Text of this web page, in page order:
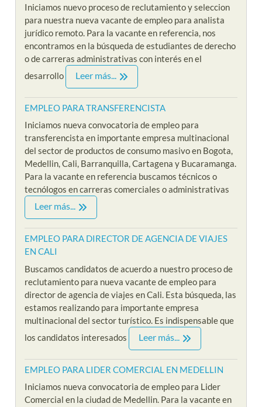
Iniciamos nuevo proceso de reclutamiento y seleccion
para nuestra nueva vacante de empleo para analista
jurídico remoto. Para la vacante en referencia, nos
encontramos en la búsqueda de estudiantes de derecho
o de carreras administrativas con interés en el
desarrollo
Leer más...
EMPLEO PARA TRANSFERENCISTA
Iniciamos nueva convocatoria de empleo para
transferencista en importante empresa multinacional
del sector de productos de consumo masivo en Bogota,
Medellin, Cali, Barranquilla, Cartagena y Bucaramanga.
Para la vacante en referencia buscamos técnicos o
tecnólogos en carreras comerciales o administrativas
Leer más...
EMPLEO PARA DIRECTOR DE AGENCIA DE VIAJES
EN CALI
Buscamos candidatos de acuerdo a nuestro proceso de
reclutamiento para nueva vacante de empleo para
director de agencia de viajes en Cali. Esta búsqueda, las
estamos realizando para importante empresa
multinacional del sector turístico. Es indispensable que
los candidatos interesados
Leer más...
EMPLEO PARA LIDER COMERCIAL EN MEDELLIN
Iniciamos nueva convocatoria de empleo para Lider
Comercial en la ciudad de Medellin. Para la vacante en